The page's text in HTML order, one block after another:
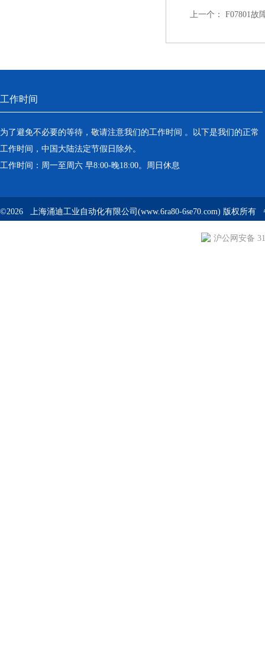
上一个： F07801故
工作时间
为了避免不必要的等待，敬请注意我们的工作时间 。以下是我们的正常
工作时间，中国大陆法定节假日除外。
工作时间：周一至周六 早8:00-晚18:00。周日休息
©2026 上海涌迪工业自动化有限公司(www.6ra80-6se70.com) 版权所有
沪公网安备